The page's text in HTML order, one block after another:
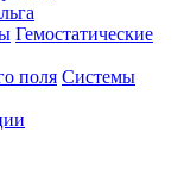
Гемостатические
Системы